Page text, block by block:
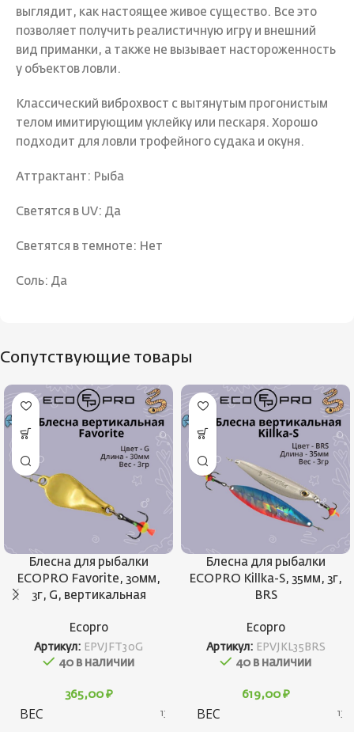
выглядит, как настоящее живое существо. Все это
позволяет получить реалистичную игру и внешний
вид приманки, а также не вызывает настороженность
у объектов ловли.
Классический виброхвост с вытянутым прогонистым
телом имитирующим уклейку или пескаря. Хорошо
подходит для ловли трофейного судака и окуня.
Аттрактант: Рыба
Светятся в UV: Да
Светятся в темноте: Нет
Соль: Да
Сопутствующие товары
Блесна для рыбалки
ECOPRO Favorite, 30мм,
3г, G, вертикальная
Ecopro
Артикул: EPVJFT30G
40 в наличии
365,00 ₽
ВЕС 13 г
Блесна для рыбалки
ECOPRO Killka-S, 35мм, 3г,
BRS
Ecopro
Артикул: EPVJKL35BRS
40 в наличии
619,00 ₽
ВЕС 13 г